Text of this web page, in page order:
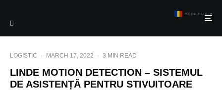
LOGISTIC · MARCH 17, 2022 · 3 MIN READ
LINDE MOTION DETECTION – SISTEMUL
DE ASISTENȚĂ PENTRU STIVUITOARE
Romanian ▼